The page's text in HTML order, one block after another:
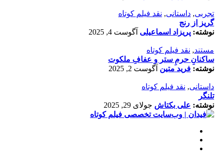
تجربی, داستانی, نقد فیلم کوتاه
گریز از رنج
نوشته: پریزاد اسماعیلی آگوست 4, 2025
مستند, نقد فیلم کوتاه
ساکنانِ حرمِ ستر و عفافِ ملکوت
نوشته: فرید متین آگوست 2, 2025
داستانی, نقد فیلم کوتاه
تلنگر
نوشته: علی بکتاش جولای 29, 2025